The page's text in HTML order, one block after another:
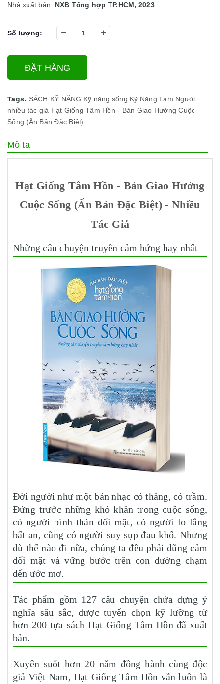
Nhà xuất bản: NXB Tổng hợp TP.HCM, 2023
Số lượng:
ĐẶT HÀNG
Tags: SÁCH KỸ NĂNG Kỹ năng sống Kỹ Năng Làm Người
nhiều tác giả Hạt Giống Tâm Hồn - Bản Giao Hưởng Cuộc
Sống (Ấn Bản Đặc Biệt)
Mô tả
Hạt Giống Tâm Hồn - Bản Giao Hưởng
Cuộc Sống (Ấn Bản Đặc Biệt) - Nhiều
Tác Giả
Những câu chuyện truyền cảm hứng hay nhất
Đời người như một bản nhạc có thăng, có trầm.
Đứng trước những khó khăn trong cuộc sống,
có người bình thản đối mặt, có người lo lắng
bất an, cũng có người suy sụp đau khổ. Nhưng
dù thế nào đi nữa, chúng ta đều phải dũng cảm
đối mặt và vững bước trên con đường chạm
đến ước mơ.
Tác phẩm gồm 127 câu chuyện chứa đựng ý
nghĩa sâu sắc, được tuyển chọn kỹ lưỡng từ
hơn 200 tựa sách Hạt Giống Tâm Hồn đã xuất
bản.
Xuyên suốt hơn 20 năm đồng hành cùng độc
giả Việt Nam, Hạt Giống Tâm Hồn vẫn luôn là